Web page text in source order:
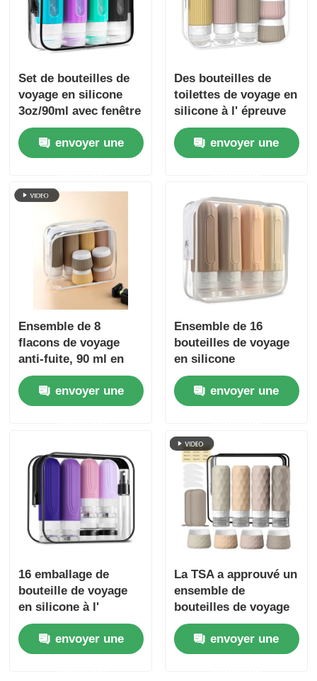
Set de bouteilles de
voyage en silicone
3oz/90ml avec fenêtre
transparente
envoyer une
Des bouteilles de
toilettes de voyage en
silicone à l' épreuve
des fuites, portatives,
homologuées par la
TSA et sans BPA.
envoyer une
Ensemble de 8
flacons de voyage
anti-fuite, 90 ml en
silicone + 30 ml en
siliconeenvoyer une
Ensemble de 16
bouteilles de voyage
en silicone
approuvées par la
TSA, étanches, à
large ouverture, avec
rechargeables
envoyer une
16 emballage de
bouteille de voyage
en silicone à l'
épreuve des fuites
approuvée par la TSA
envoyer une
La TSA a approuvé un
ensemble de
bouteilles de voyage
en silicone étanche à
fuite avec une large
bouche pour un
envoyer une